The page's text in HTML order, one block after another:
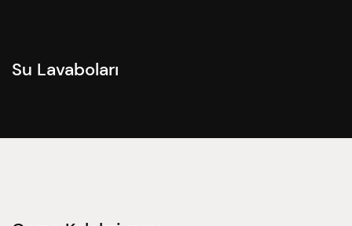
Su Lavaboları